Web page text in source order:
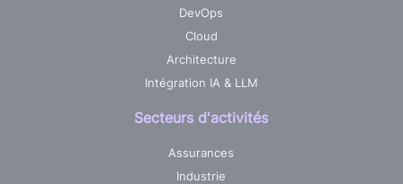
DevOps
Cloud
Architecture
Intégration IA & LLM
Secteurs d'activités
Assurances
Industrie